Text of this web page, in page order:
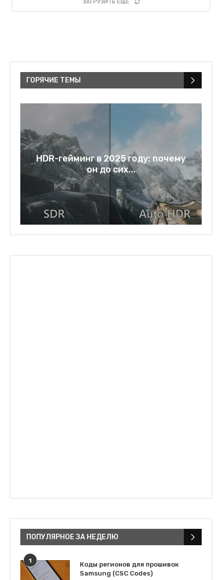
ЗАГРУЗИТЬ ЕЩЁ
ГОРЯЧИЕ ТЕМЫ
HDR-гейминг в 2025 году: почему
он до сих...
ПОПУЛЯРНОЕ ЗА НЕДЕЛЮ
1
Коды регионов для прошивок
Samsung (CSC Codes)